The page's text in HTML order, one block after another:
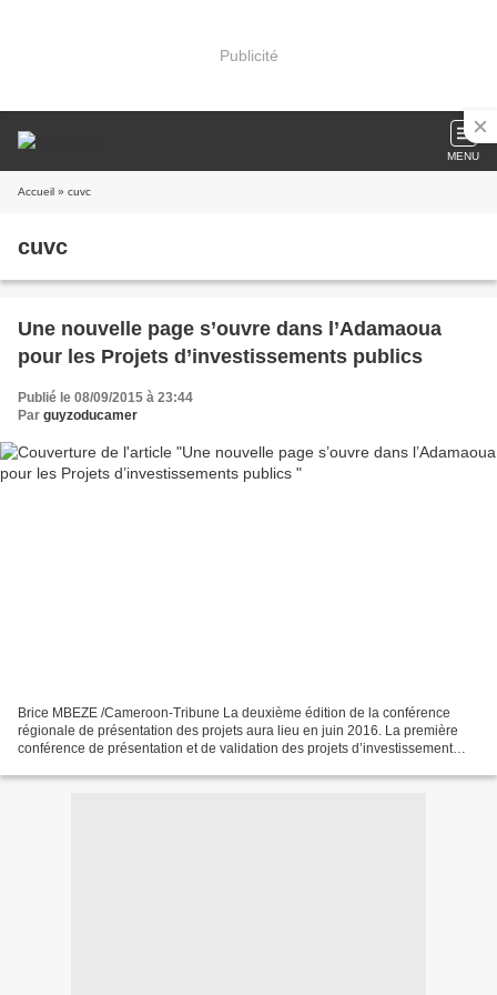
Publicité
MENU
Accueil » cuvc
cuvc
Une nouvelle page s’ouvre dans l’Adamaoua
pour les Projets d’investissements publics
Publié le 08/09/2015 à 23:44
Par guyzoducamer
Brice MBEZE /Cameroon-Tribune La deuxième édition de la conférence
régionale de présentation des projets aura lieu en juin 2016. La première
conférence de présentation et de validation des projets d’investissement